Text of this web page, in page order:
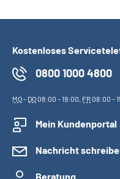
Kostenloses
0800 1000 4800
MO- DO08:00 - 19:00, FR08:00 -
Mein Kundenportal
Nachricht
Beratung